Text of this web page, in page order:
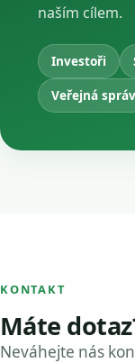
naším cílem.
Investoři
Veřejná
KONTAKT
Máte
Neváhejte nás